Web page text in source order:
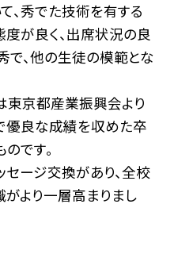
、秀でた技術を有する
度が良く、出席状況の良
で、他の生徒の模範とな
京都産業振興会より
優良な成績を収めた卒
です。
セージ交換があり、全校
より一層高まりまし